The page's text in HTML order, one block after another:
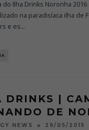
do Ilha Drinks Noronha
na paradisíaca ilha de
e es...
DRINKS |
DE
NEWS 29/05/2015